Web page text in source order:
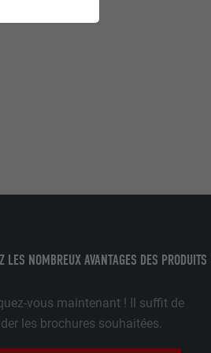
LES NOMBREUX AVANTAGES DES PRODUITS
vous maintenant ! Il suffit de
les brochures souhaitées.
cela les